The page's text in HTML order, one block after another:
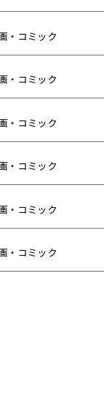
・コミック
・コミック
・コミック
・コミック
・コミック
・コミック